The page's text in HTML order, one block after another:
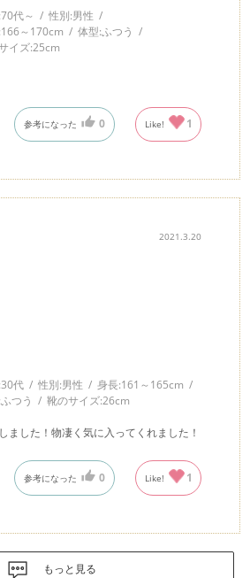
70代～ 性別:男性
166～170cm 体型:ふつう
イズ:25cm
参考になった 0 Like! 1
2021.3.20
30代 性別:男性 身長:161～165cm
ふつう 靴のサイズ:26cm
ました！物凄く気に入ってくれました！
参考になった 0 Like! 1
もっと見る